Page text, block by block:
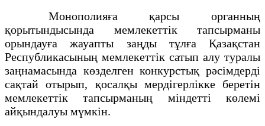
Монополияға қарсы органның
қорытындысында мемлекеттік тапсырманы
орындауға жауапты заңды тұлға Қазақстан
Республикасының мемлекеттік сатып алу туралы
заңнамасында көзделген конкурстық рәсімдерді
сақтай отырып, қосалқы мердігерлікке беретін
мемлекеттік тапсырманың міндетті көлемі
айқындалуы мүмкін.